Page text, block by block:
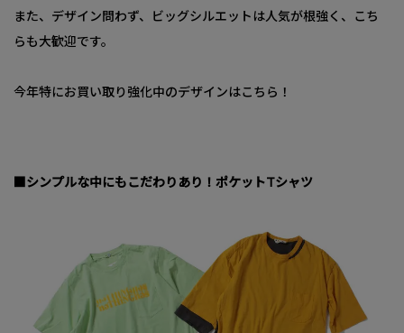
また、デザイン問わず、ビッグシルエットは人気が根強く、こち
らも大歓迎です。
今年特にお買い取り強化中のデザインはこちら！
■シンプルな中にもこだわりあり！ポケットTシャツ